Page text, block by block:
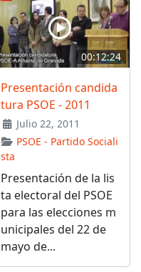
00:12:24
Presentación candida
tura PSOE - 2011
Julio 22, 2011
PSOE - Partido Sociali
sta
Presentación de la lis
ta electoral del PSOE
para las elecciones m
unicipales del 22 de
mayo de...